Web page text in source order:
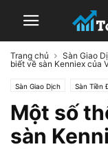
Trang chủ Sàn Giao
biết về sàn Kenniex của
Sàn Giao Dịch Sàn Tiền
Một số
sàn